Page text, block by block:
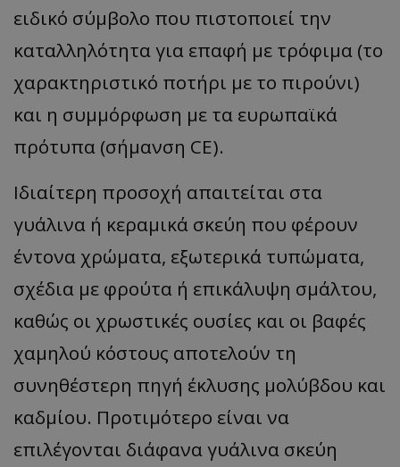
ειδικό σύμβολο που πιστοποιεί την
καταλληλότητα για επαφή με τρόφιμα (το
χαρακτηριστικό ποτήρι με το πιρούνι)
και η συμμόρφωση με τα ευρωπαϊκά
πρότυπα (σήμανση CE).
Ιδιαίτερη προσοχή απαιτείται στα
γυάλινα ή κεραμικά σκεύη που φέρουν
έντονα χρώματα, εξωτερικά τυπώματα,
σχέδια με φρούτα ή επικάλυψη σμάλτου,
καθώς οι χρωστικές ουσίες και οι βαφές
χαμηλού κόστους αποτελούν τη
συνηθέστερη πηγή έκλυσης μολύβδου και
καδμίου. Προτιμότερο είναι να
επιλέγονται διάφανα γυάλινα σκεύη